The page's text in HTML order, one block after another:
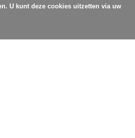
U kunt deze cookies uitzetten via uw